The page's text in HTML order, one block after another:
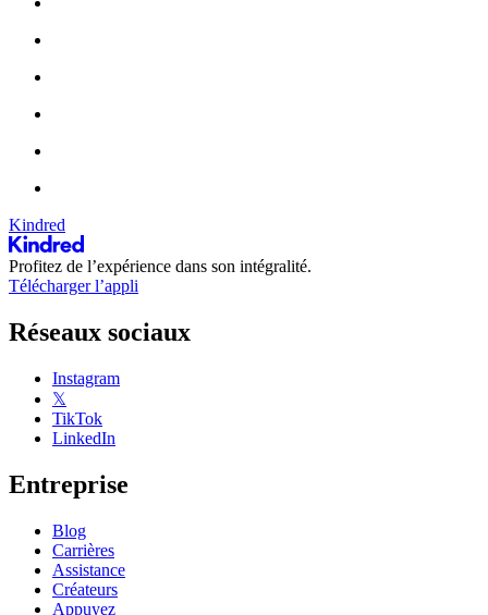
Kindred
Profitez de l’expérience dans son intégralité.
Télécharger l’appli
Réseaux sociaux
Instagram
𝕏
TikTok
LinkedIn
Entreprise
Blog
Carrières
Assistance
Créateurs
Appuyez